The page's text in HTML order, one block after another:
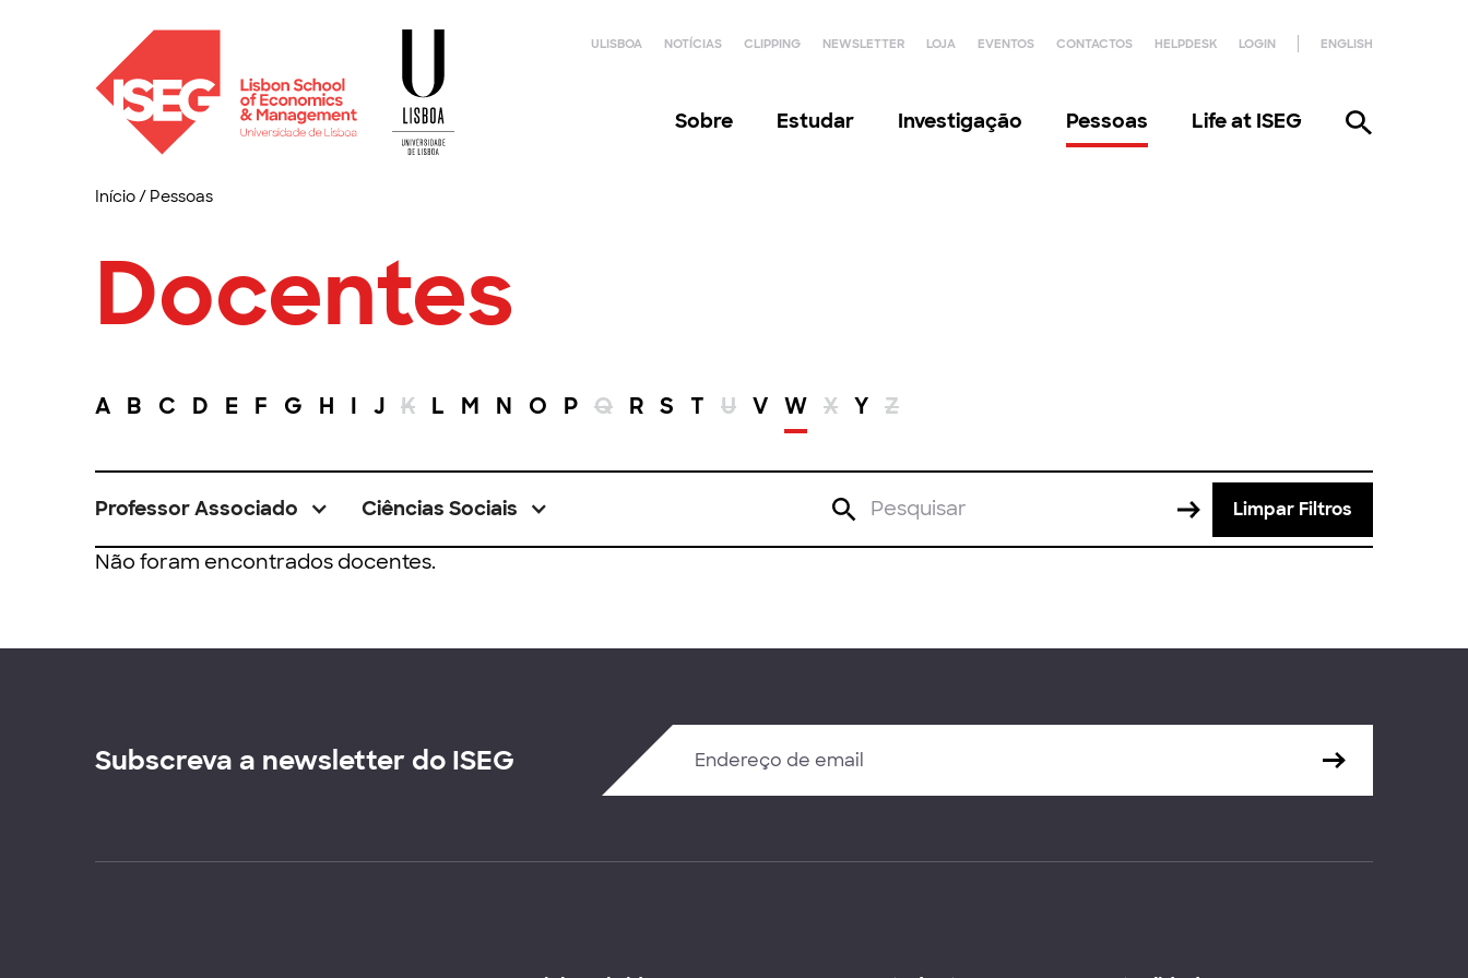
ULISBOA NOTÍCIAS CLIPPING NEWSLETTER LOJA EVENTOS CONTACTOS HELPDESK LOGIN ENGLISH
Sobre Estudar Investigação Pessoas Life at ISEG
Início/ Pessoas
Docentes
A B C D E F G H I J K L M N O P Q R S T U V W X Y Z
Professor Associado Ciências Sociais Limpar Filtros
Não foram encontrados docentes.
Subscreva a newsletter do ISEG